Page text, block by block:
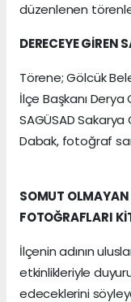
düzenlenen
DERECEYE GİREN
Törene; Gölcük
İlçe Başkanı Derya
SAGÜSAD
Dabak, fotoğraf
SOMUT
FOTOĞRAFLARI
İlçenin adının
etkinlikleriyle
edeceklerini